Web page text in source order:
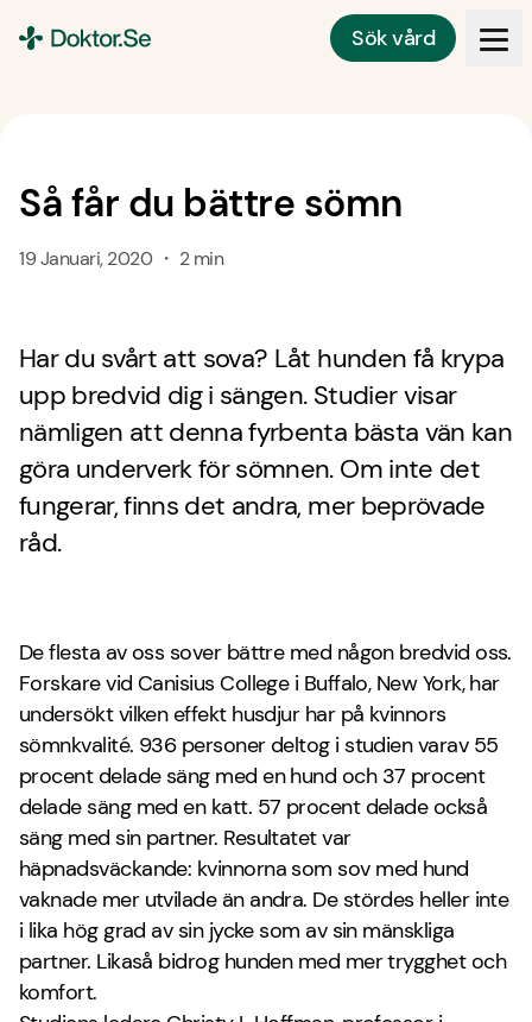
Sök vård
Så får du bättre sömn
19 Januari, 2020 ・ 2 min
Har du svårt att sova? Låt hunden få krypa
upp bredvid dig i sängen. Studier visar
nämligen att denna fyrbenta bästa vän kan
göra underverk för sömnen. Om inte det
fungerar, finns det andra, mer beprövade
råd.
De flesta av oss sover bättre med någon bredvid oss.
Forskare vid Canisius College i Buffalo, New York, har
undersökt vilken effekt husdjur har på kvinnors
sömnkvalité. 936 personer deltog i studien varav 55
procent delade säng med en hund och 37 procent
delade säng med en katt. 57 procent delade också
säng med sin partner. Resultatet var
häpnadsväckande: kvinnorna som sov med hund
vaknade mer utvilade än andra. De stördes heller inte
i lika hög grad av sin jycke som av sin mänskliga
partner. Likaså bidrog hunden med mer trygghet och
komfort.